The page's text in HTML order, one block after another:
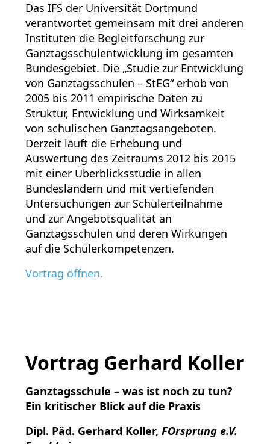
Das IFS der Universität Dortmund
verantwortet gemeinsam mit drei anderen
Instituten die Begleitforschung zur
Ganztagsschulentwicklung im gesamten
Bundesgebiet. Die „Studie zur Entwicklung
von Ganztagsschulen – StEG“ erhob von
2005 bis 2011 empirische Daten zu
Struktur, Entwicklung und Wirksamkeit
von schulischen Ganztagsangeboten.
Derzeit läuft die Erhebung und
Auswertung des Zeitraums 2012 bis 2015
mit einer Überblicksstudie in allen
Bundesländern und mit vertiefenden
Untersuchungen zur Schülerteilnahme
und zur Angebotsqualität an
Ganztagsschulen und deren Wirkungen
auf die Schülerkompetenzen.
Vortrag öffnen.
Vortrag Gerhard Koller
Ganztagsschule – was ist noch zu tun?
Ein kritischer Blick aufdie Praxis
Dipl. Päd. Gerhard Koller, FOrsprung e.V.